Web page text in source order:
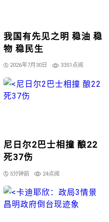
我国有先见之明 稳油 稳
物 稳民生
2026年7月30日 3351点阅
尼日尔2巴士相撞 酿22
死37伤
5分钟前 24点阅